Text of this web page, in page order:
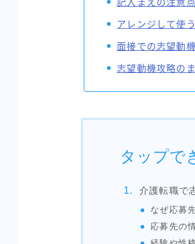
記入まえの注意点
アレンジして使
面接での志望動
志望動機攻略の
タップで
介護転職で
なぜ応募
応募先の